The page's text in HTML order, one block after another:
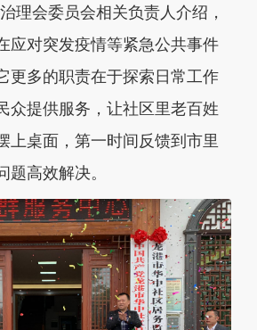
理会委员会相关负责人介绍，
应对突发疫情等紧急公共事件
更多的职责在于探索日常工作
众提供服务，让社区里老百姓
上桌面，第一时间反馈到市里
题高效解决。